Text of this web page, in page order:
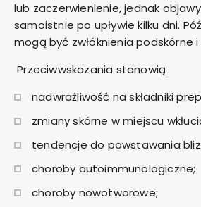
lub zaczerwienienie, jednak
samoistnie po upływie kilku dni.
mogą być zwłóknienia podskórne i
Przeciwwskazania stanowią
nadwrażliwość na składniki
zmiany skórne w miejscu
tendencje do powstawania
choroby autoimmunologiczne;
choroby nowotworowe;